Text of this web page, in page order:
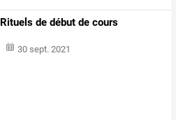
Rituels de début de cours
30 sept. 2021